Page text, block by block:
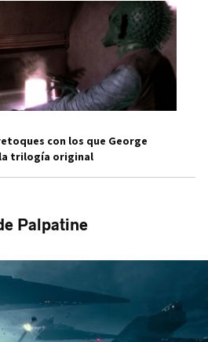
con los que George
trilogía original
Palpatine